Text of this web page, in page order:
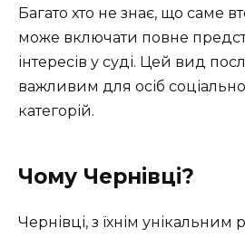
Багато хто не знає, що саме
може включати повне
інтересів у суді. Цей вид
важливим для осіб
категорій.
Чому Чернівці?
Чернівці, з їхнім унікальним